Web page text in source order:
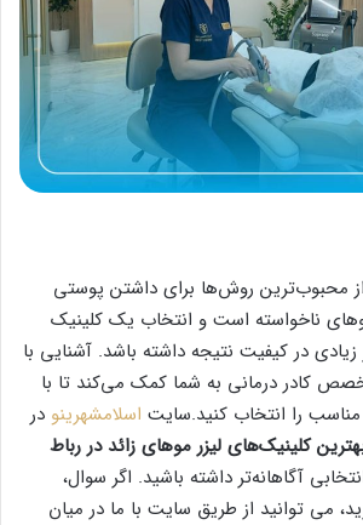
محبوب‌ترین روش‌ها برای داشتن پوستی
ناخواسته است و انتخاب یک کلینیک
زیادی در کیفیت نتیجه داشته باشد. آشنایی با
کادر درمانی به شما کمک می‌کند تا با
را انتخاب کنید.سایت اسلامشهرینو در
کلینیک‌های لیزر موهای زائد در رباط
آگاهانه‌تر داشته باشید. اگر سوال،
می‌ توانید از طریق سایت با ما در میان